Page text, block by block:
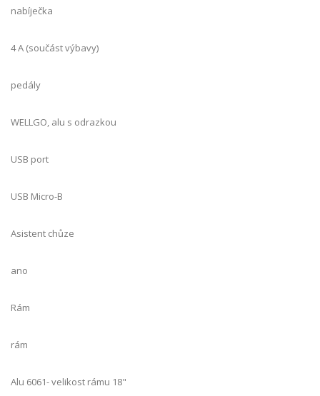
nabíječka
4 A (součást výbavy)
pedály
WELLGO, alu s odrazkou
USB port
USB Micro-B
Asistent chůze
ano
Rám
rám
Alu 6061- velikost rámu 18"